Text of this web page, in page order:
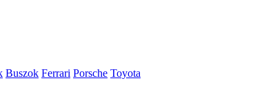
Buszok Ferrari Porsche Toyota